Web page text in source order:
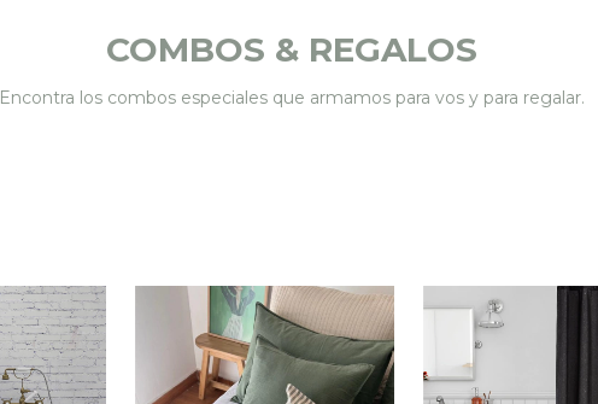
COMBOS & REGALOS
Encontra los combos especiales que armamos para vos y para regalar.